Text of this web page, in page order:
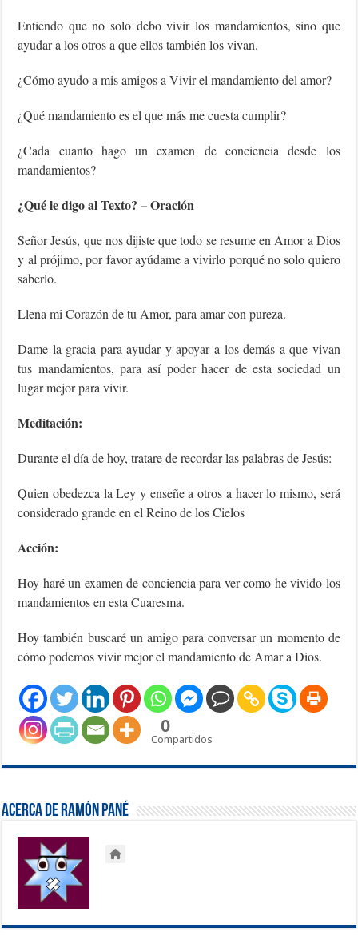
Entiendo que no solo debo vivir los mandamientos, sino que
ayudar a los otros a que ellos también los vivan.
¿Cómo ayudo a mis amigos a Vivir el mandamiento del amor?
¿Qué mandamiento es el que más me cuesta cumplir?
¿Cada cuanto hago un examen de conciencia desde los
mandamientos?
¿Qué le digo al Texto? – Oración
Señor Jesús, que nos dijiste que todo se resume en Amor a Dios
y al prójimo, por favor ayúdame a vivirlo porqué no solo quiero
saberlo.
Llena mi Corazón de tu Amor, para amar con pureza.
Dame la gracia para ayudar y apoyar a los demás a que vivan
tus mandamientos, para así poder hacer de esta sociedad un
lugar mejor para vivir.
Meditación:
Durante el día de hoy, tratare de recordar las palabras de Jesús:
Quien obedezca la Ley y enseñe a otros a hacer lo mismo, será
considerado grande en el Reino de los Cielos
Acción:
Hoy haré un examen de conciencia para ver como he vivido los
mandamientos en esta Cuaresma.
Hoy también buscaré un amigo para conversar un momento de
cómo podemos vivir mejor el mandamiento de Amar a Dios.
0
Compartidos
Acerca de Ramón Pané